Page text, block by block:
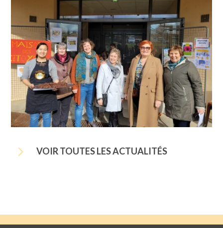
5 VOIR TOUTES LES ACTUALITÉS